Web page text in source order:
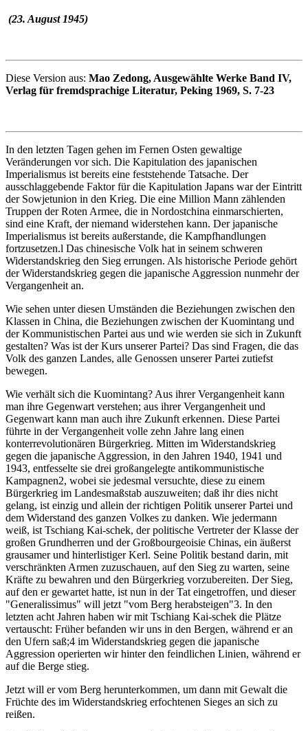
(23. August 1945)
Diese Version aus: Mao Zedong, Ausgewählte Werke Band IV,
Verlag für fremdsprachige Literatur, Peking 1969, S. 7-23
In den letzten Tagen gehen im Fernen Osten gewaltige
Veränderungen vor sich. Die Kapitulation des japanischen
Imperialismus ist bereits eine feststehende Tatsache. Der
ausschlaggebende Faktor für die Kapitulation Japans war der Eintritt
der Sowjetunion in den Krieg. Die eine Million Mann zählenden
Truppen der Roten Armee, die in Nordostchina einmarschierten,
sind eine Kraft, der niemand widerstehen kann. Der japanische
Imperialismus ist bereits außerstande, die Kampfhandlungen
fortzusetzen.l Das chinesische Volk hat in seinem schweren
Widerstandskrieg den Sieg errungen. Als historische Periode gehört
der Widerstandskrieg gegen die japanische Aggression nunmehr der
Vergangenheit an.
Wie sehen unter diesen Umständen die Beziehungen zwischen den
Klassen in China, die Beziehungen zwischen der Kuomintang und
der Kommunistischen Partei aus und wie werden sie sich in Zukunft
gestalten? Was ist der Kurs unserer Partei? Das sind Fragen, die das
Volk des ganzen Landes, alle Genossen unserer Partei zutiefst
bewegen.
Wie verhält sich die Kuomintang? Aus ihrer Vergangenheit kann
man ihre Gegenwart verstehen; aus ihrer Vergangenheit und
Gegenwart kann man auch ihre Zukunft erkennen. Diese Partei
führte in der Vergangenheit volle zehn Jahre lang einen
konterrevolutionären Bürgerkrieg. Mitten im Widerstandskrieg
gegen die japanische Aggression, in den Jahren 1940, 1941 und
1943, entfesselte sie drei großangelegte antikommunistische
Kampagnen2, wobei sie jedesmal versuchte, diese zu einem
Bürgerkrieg im Landesmaßstab auszuweiten; daß ihr dies nicht
gelang, ist einzig und allein der richtigen Politik unserer Partei und
dem Widerstand des ganzen Volkes zu danken. Wie jedermann
weiß, ist Tschiang Kai-schek, der politische Vertreter der Klasse der
großen Grundherren und der Großbourgeoisie Chinas, ein äußerst
grausamer und hinterlistiger Kerl. Seine Politik bestand darin, mit
verschränkten Armen zuzuschauen, auf den Sieg zu warten, seine
Kräfte zu bewahren und den Bürgerkrieg vorzubereiten. Der Sieg,
auf den er gewartet hatte, ist nun in der Tat eingetroffen, und dieser
"Generalissimus" will jetzt "vom Berg herabsteigen"3. In den
letzten acht Jahren haben wir mit Tschiang Kai-schek die Plätze
vertauscht: Früher befanden wir uns in den Bergen, während er an
den Ufern saß;4 im Widerstandskrieg gegen die japanische
Aggression operierten wir hinter den feindlichen Linien, während er
auf die Berge stieg.
Jetzt will er vom Berg herunterkommen, um dann mit Gewalt die
Früchte des im Widerstandskrieg erfochtenen Sieges an sich zu
reißen.